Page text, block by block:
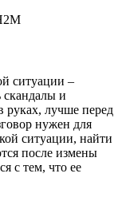
ситуации –
скандалы и
руках, лучше перед
нужен для
ситуации, найти
после измены
с тем, что ее